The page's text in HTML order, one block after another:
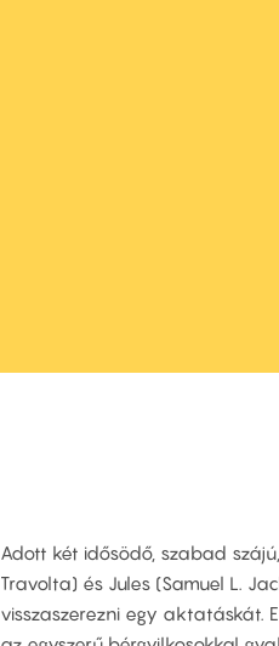
Adott két idősödő, szabad
Travolta) és Jules (Samuel L.
visszaszerezni egy aktatáskát.